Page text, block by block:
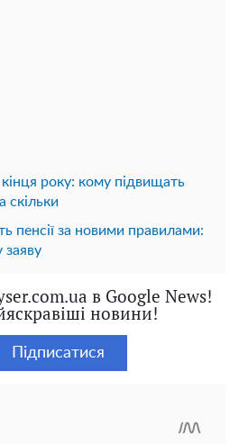
року: кому підвищать
скільки
пенсії за новими правилами:
заяву
в Google News!
новини!
Підписатися